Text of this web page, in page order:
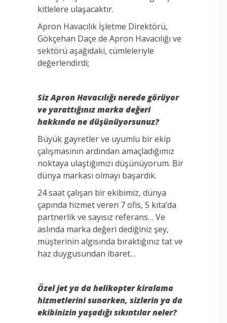
kitlelere ulaşacaktır.
Apron Havacılık İşletme Direktörü,
Gökçehan Daçe de Apron Havacılığı ve
sektörü aşağıdaki, cümleleriyle
değerlendirdi;
Siz Apron Havacılığı nerede görüyor
ve yarattığınız marka değeri
hakkında ne düşünüyorsunuz?
Büyük gayretler ve uyumlu bir ekip
çalışmasının ardından amaçladığımız
noktaya ulaştığımızı düşünüyorum. Bir
dünya markası olmayı başardık.
24 saat çalışan bir ekibimiz, dünya
çapında hizmet veren 7 ofis, 5 kıta’da
partnerlik ve sayısız referans… Ve
aslında marka değeri dediğiniz şey,
müşterinin algısında bıraktığınız tat ve
haz duygusundan ibaret…
Özel jet ya da helikopter kiralama
hizmetlerini sunarken, sizlerin ya da
ekibinizin yaşadığı sıkıntılar neler?